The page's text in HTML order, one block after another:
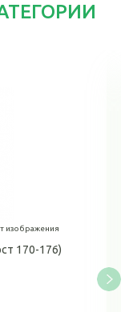
изображения
170-176)